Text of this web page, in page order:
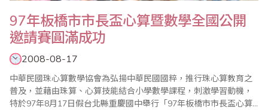
97年板橋市市長盃心算暨數學全國公開
邀請賽圓滿成功
2008-08-17
中華民國珠心算數學協會為弘揚中華民國國粹，推行珠心算教育之
普及，並藉由珠算、心算技能結合小學數學課程，刺激學習動機，
特於97年8月17日假台北縣重慶國中舉行「97年板橋市市長盃心算